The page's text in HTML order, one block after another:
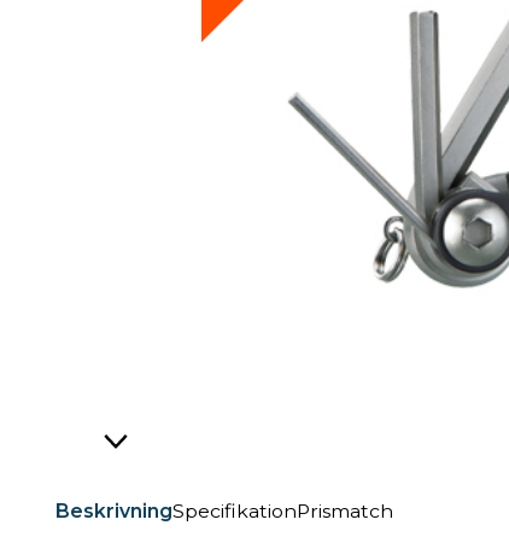
BeskrivningSpecifikationPrismatch